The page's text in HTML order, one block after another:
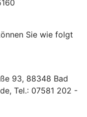
Sie wie folgt
93, 88348 Bad
Tel.: 07581 202 -